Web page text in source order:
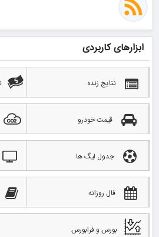
ابزارهای کاربردی
نتایج زنده
قیمت خودرو
جدول لیگ ها
فال روزانه
بورس و فرابورس